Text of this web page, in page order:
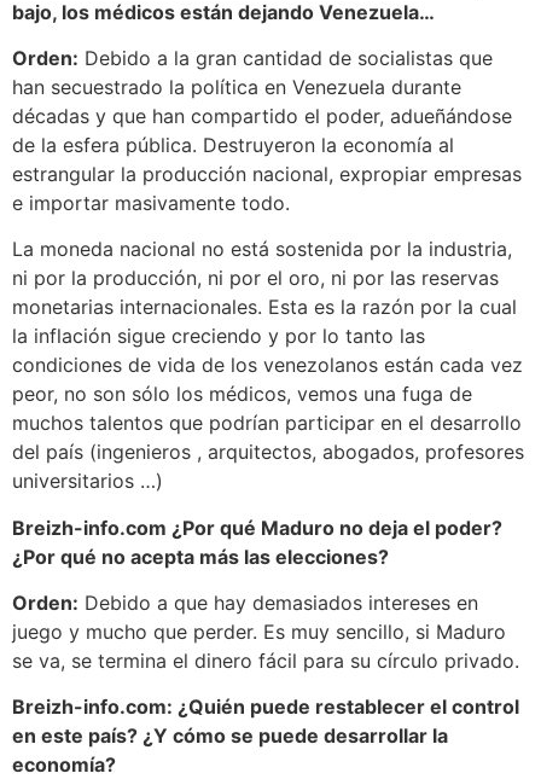
bajo, los médicos están dejando Venezuela…
Orden: Debido a la gran cantidad de socialistas que
han secuestrado la política en Venezuela durante
décadas y que han compartido el poder, adueñándose
de la esfera pública. Destruyeron la economía al
estrangular la producción nacional, expropiar empresas
e importar masivamente todo.
La moneda nacional no está sostenida por la industria,
ni por la producción, ni por el oro, ni por las reservas
monetarias internacionales. Esta es la razón por la cual
la inflación sigue creciendo y por lo tanto las
condiciones de vida de los venezolanos están cada vez
peor, no son sólo los médicos, vemos una fuga de
muchos talentos que podrían participar en el desarrollo
del país (ingenieros , arquitectos, abogados, profesores
universitarios …)
Breizh-info.com ¿Por qué Maduro no deja el poder?
¿Por qué no acepta más las elecciones?
Orden: Debido a que hay demasiados intereses en
juego y mucho que perder. Es muy sencillo, si Maduro
se va, se termina el dinero fácil para su círculo privado.
Breizh-info.com: ¿Quién puede restablecer el control
en este país? ¿Y cómo se puede desarrollar la
economía?